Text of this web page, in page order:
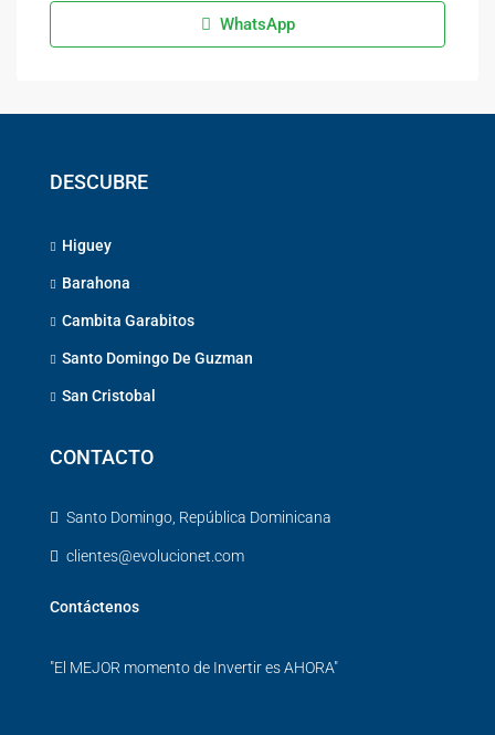
WhatsApp
DESCUBRE
Higuey
Barahona
Cambita Garabitos
Santo Domingo De Guzman
San Cristobal
CONTACTO
Santo Domingo, República Dominicana
clientes@evolucionet.com
Contáctenos
"El MEJOR momento de Invertir es AHORA"